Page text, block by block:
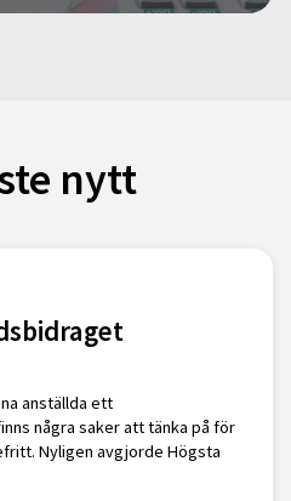
nytt
anställda ett
några saker att tänka på för
Nyligen avgjorde Högsta